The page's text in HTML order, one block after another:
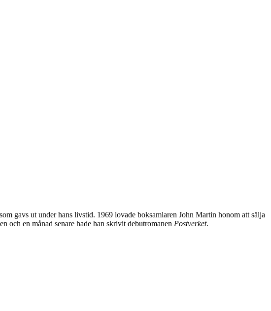
gavs ut under hans livstid. 1969 lovade boksamlaren John Martin honom att sälja
och en månad senare hade han skrivit debutromanen Postverket.